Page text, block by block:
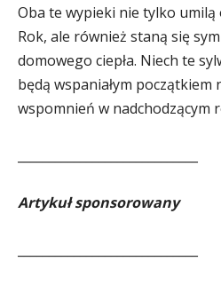
Oba te wypieki nie tylko
Rok, ale również staną się
domowego ciepła. Niech te
będą wspaniałym początkiem
wspomnień w nadchodzącym
Artykuł sponsorowany